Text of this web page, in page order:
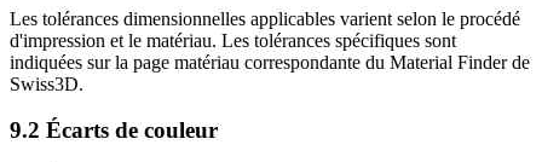
Les tolérances dimensionnelles applicables varient selon le procédé
d'impression et le matériau. Les tolérances spécifiques sont
indiquées sur la page matériau correspondante du Material Finder de
Swiss3D.
9.2 Écarts de couleur